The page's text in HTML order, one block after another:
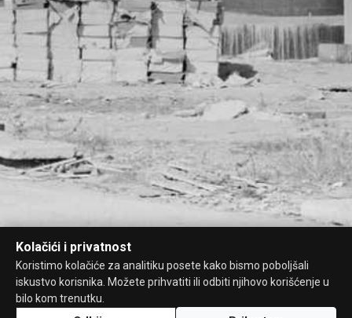
Kolačići i privatnost
Koristimo kolačiće za analitiku posete kako bismo poboljšali
iskustvo korisnika. Možete prihvatiti ili odbiti njihovo korišćenje u
bilo kom trenutku.